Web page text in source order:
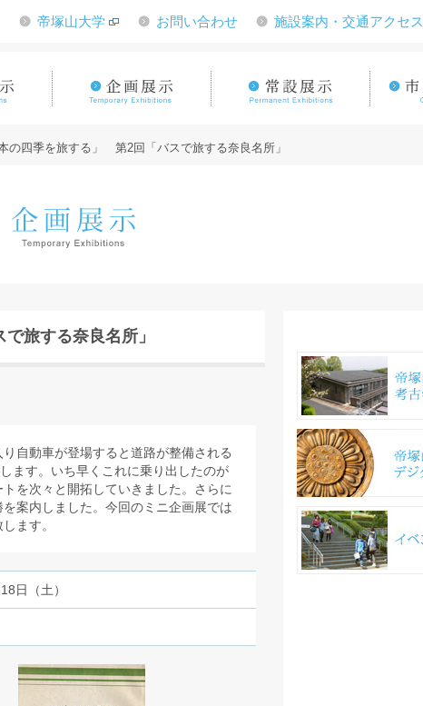
帝塚山大学 お問い合わせ 施設案内・交通アクセス
の四季を旅する」 第2回「バスで旅する奈良名所」
旅する奈良名所」
自動車が登場すると道路が整備される
ます。いち早くこれに乗り出したのが
を次々と開拓していきました。さらに
案内しました。今回のミニ企画展では
ます。
日（土）